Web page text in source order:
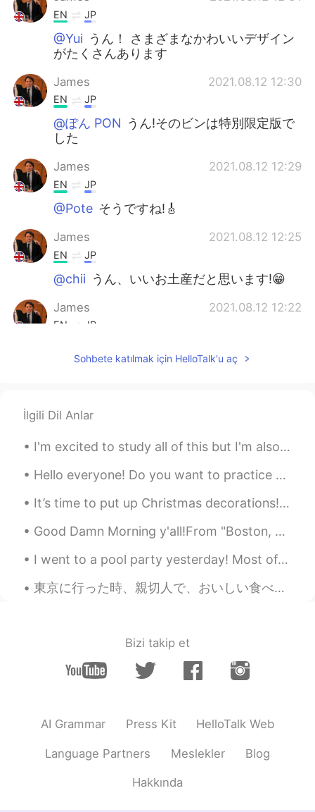
EN JP
@Yui うん！ さまざまなかわいいデザイン
がたくさんあります
James 2021.08.12 12:30
EN JP
@ぽん PON うん!そのビンは特別限定版で
した
James 2021.08.12 12:29
EN JP
@Pote そうですね!🎸
James 2021.08.12 12:25
EN JP
@chii うん、いいお土産だと思います!😁
James 2021.08.12 12:22
EN JP
はオランダが一番好きだと思います。
JP EN
JP EN
可愛い😂😂😂
ぽん PON 2021.08.12 11:37
え、知らなかった！ これいいね
chii 2021.08.12 11:30
にあるなんて初めて知った！！
Sohbete katılmak için HelloTalk'u aç
İlgili Dil Anlar
I'm excited to study all of this but I'm also afraid , I think it's a little too advanced for me ...
Hello everyone! Do you want to practice hearing American English? Do yo want to chat with me? The...
It’s time to put up Christmas decorations!🎄❄️ Untangling Christmas lights, then some didn’t lig...
Good Damn Morning y'all!From "Boston, Massachusetts" In the public garden Had the nicest convers...
I went to a pool party yesterday! Most of the time, pool parties don't really involve swimming. M...
東京に行った時、親切人で、おいしい食べ物で、楽しい町です. 私は帰りたいです。 日本は大好きな😍 The time I went to Tokyo, lovely people, delic...
Bizi takip et
AI Grammar Press Kit HelloTalk Web
Language Partners Meslekler Blog
Hakkında